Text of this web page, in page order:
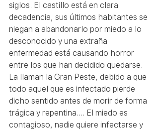
siglos. El castillo está en clara
decadencia, sus últimos habitantes se
niegan a abandonarlo por miedo a lo
desconocido y una extraña
enfermedad está causando horror
entre los que han decidido quedarse.
La llaman la Gran Peste, debido a que
todo aquel que es infectado pierde
dicho sentido antes de morir de forma
trágica y repentina…. El miedo es
contagioso, nadie quiere infectarse y